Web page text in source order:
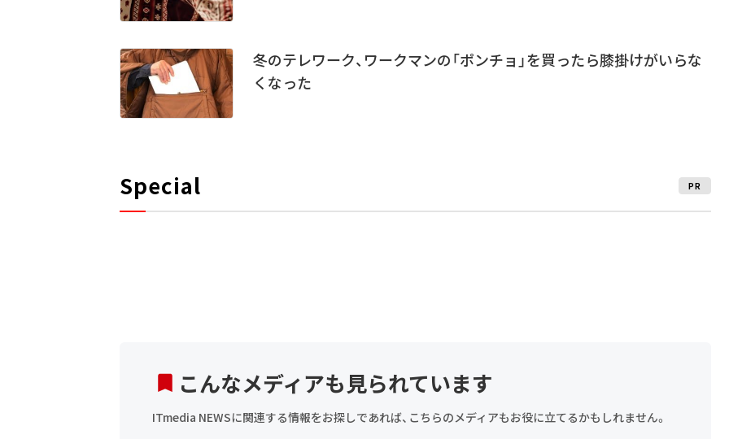
冬のテレワーク、ワークマンの「ポンチョ」を買ったら膝掛けがいらな
くなった
Special PR
こんなメディアも見られています
ITmedia NEWSに関連する情報をお探しであれば、こちらのメディアもお役に立てるかもしれません。